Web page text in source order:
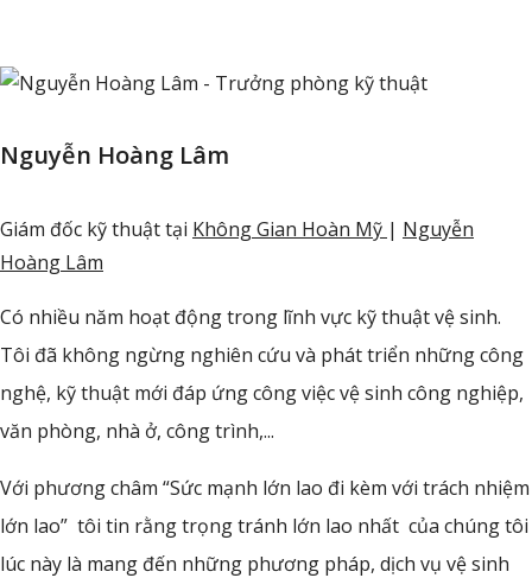
Nguyễn Hoàng Lâm
Giám đốc kỹ thuậttại Không Gian Hoàn Mỹ | Nguyễn
Hoàng Lâm
Có nhiều năm hoạt động trong lĩnh vực kỹ thuật vệ sinh.
Tôi đã không ngừng nghiên cứu và phát triển những công
nghệ, kỹ thuật mới đáp ứng công việc vệ sinh công nghiệp,
văn phòng, nhà ở, công trình,...
Với phương châm “Sức mạnh lớn lao đi kèm với trách nhiệm
lớn lao” tôi tin rằng trọng tránh lớn lao nhất của chúng tôi
lúc này là mang đến những phương pháp, dịch vụ vệ sinh